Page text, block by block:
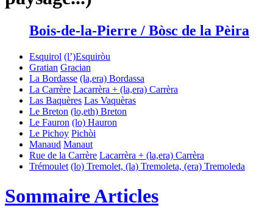
Bois-de-la-Pierre / Bòsc de la Pèira
Esquirol (l’)Esquiròu
Gratian Gracian
La Bordasse (la,era) Bordassa
La Carrère Lacarrèra + (la,era) Carrèra
Las Baquères Las Vaquèras
Le Breton (lo,eth) Breton
Le Fauron (lo) Hauron
Le Pichoy Pichòi
Manaud Manaut
Rue de la Carrère Lacarrèra + (la,era) Carrèra
Trémoulet (lo) Tremolet, (la) Tremoleta, (era) Tremoleda
Sommaire Articles